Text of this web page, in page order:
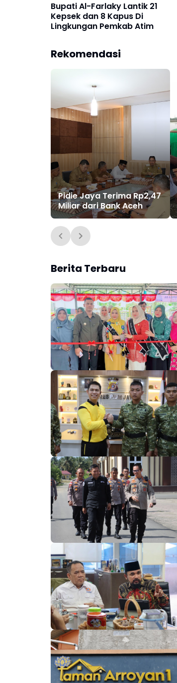
Bupati Al-Farlaky Lantik 21
Kepsek dan 8 Kapus Di
Lingkungan Pemkab Atim
Rekomendasi
Pidie Jaya Terima Rp2,47
Miliar dari Bank Aceh
Berita Terbaru